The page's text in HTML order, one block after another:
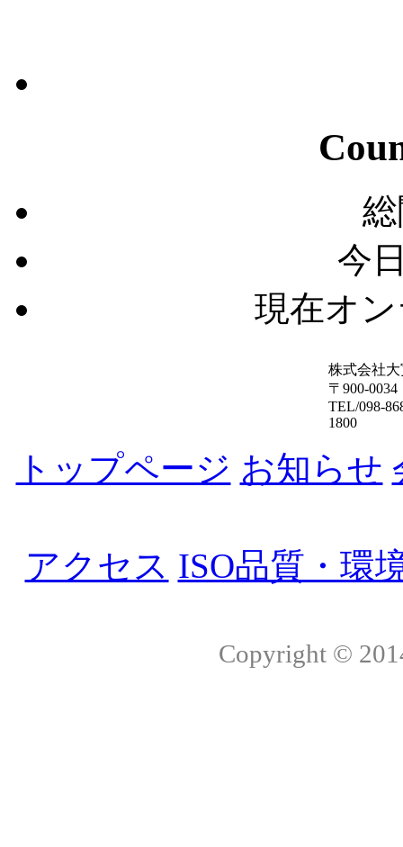
今
現在オ
株式会社
〒900-
TEL/098-
1800
トップページ お知らせ
アクセス ISO品質・環
Copyright ©